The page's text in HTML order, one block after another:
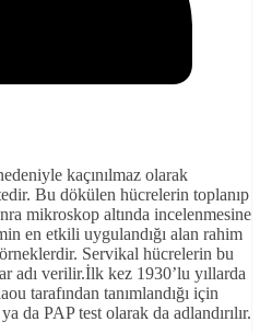
kaçınılmaz olarak
Bu dökülen hücrelerin toplanıp
mikroskop altında incelenmesine
en etkili uygulandığı alan rahim
Servikal hücrelerin bu
adı verilir.İlk kez 1930’lu yıllarda
tarafından tanımlandığı için
da PAP test olarak da adlandırılır.